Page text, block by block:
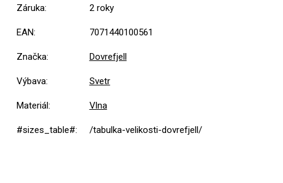
Záruka: 2 roky
EAN: 7071440100561
Značka: Dovrefjell
Výbava: Svetr
Materiál: Vlna
#sizes_table#: /tabulka-velikosti-dovrefjell/